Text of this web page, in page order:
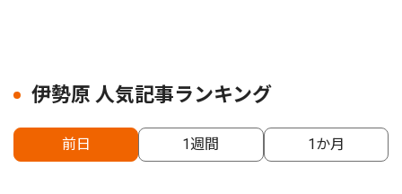
伊勢原 人気記事ランキング
前日 1週間 1か月